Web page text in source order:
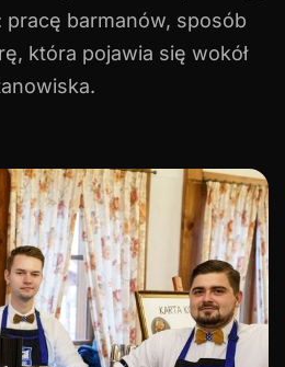
pracę barmanów, sposób
która pojawia się wokół